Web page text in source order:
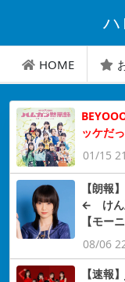
ハ
HOME
ッケだ
01/15
【朗報
← けん
【モー
08/06
【速報